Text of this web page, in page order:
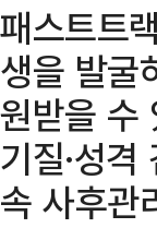
패스트트
생을 발굴
원받을 수
기질·성
속 사후관